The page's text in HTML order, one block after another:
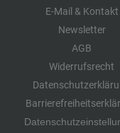
E-Mail & Kontakt
Newsletter
AGB
Widerrufsrecht